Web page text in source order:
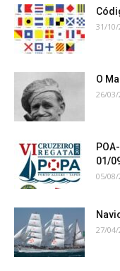
31/10/
O
26/03/
01/
05/08/
27/04/